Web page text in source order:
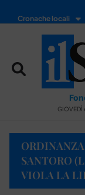
Cronache locali
GIOVEDÌ
SANTORO
VIOLA LA